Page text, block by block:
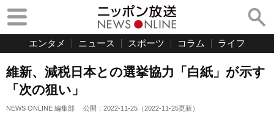
エンタメ ニュース スポーツ コラム ライフ
維新、減税日本との選挙協力「白紙」が示す
「次の狙い」
NEWS ONLINE 編集部 公開： 2022-11-25 （2022-11-25更新）